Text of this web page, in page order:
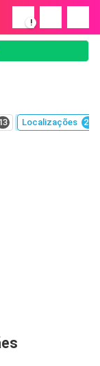
!
Localizações 28